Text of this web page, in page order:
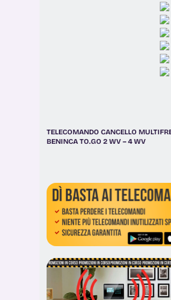
TELECOMANDO CANCELLO
BENINCA TO.GO 2 WV – 4 WV